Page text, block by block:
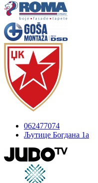
062477074
Љутице Богдана 1а